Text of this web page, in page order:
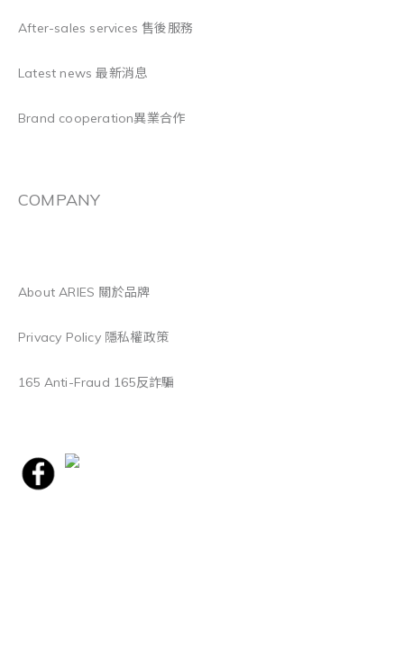
After-sales services 售後服務
Latest news 最新消息
Brand cooperation異業合作
COMPANY
About ARIES 關於品牌
Privacy Policy 隱私權政策
165 Anti-Fraud 165反詐騙